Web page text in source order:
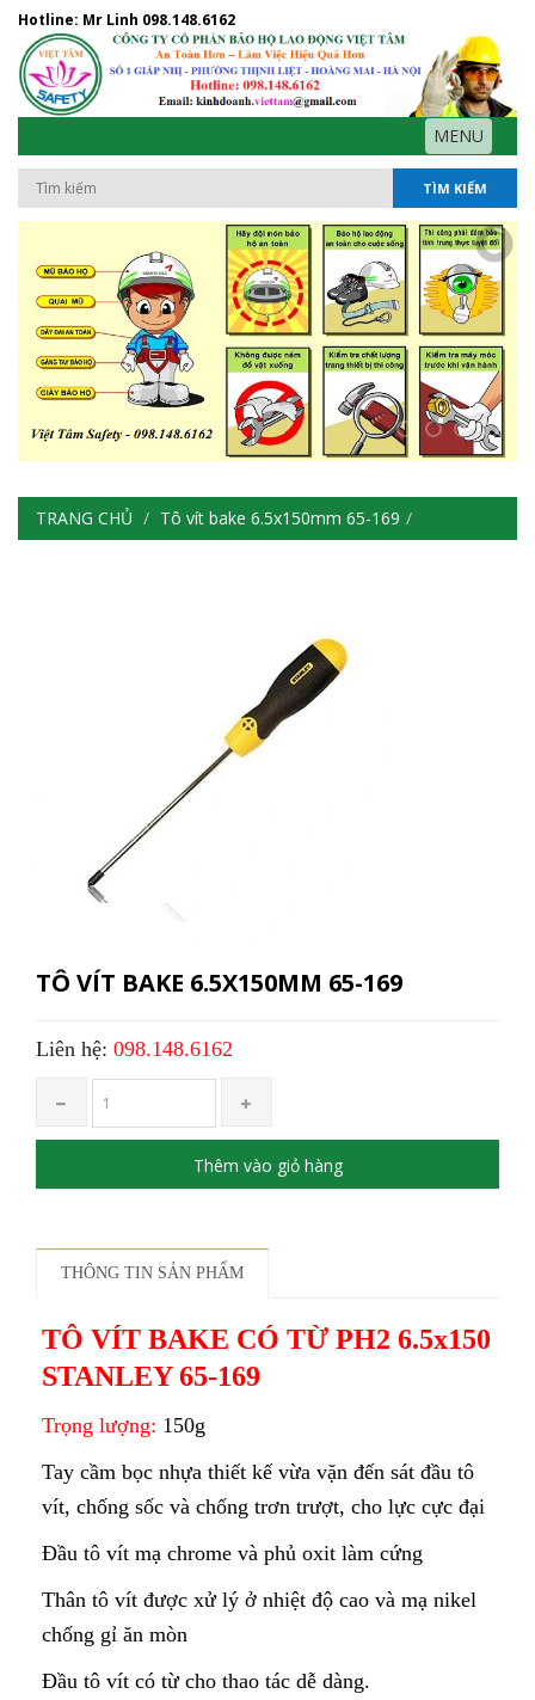
Hotline: Mr Linh 098.148.6162
MENU
TÌM KIẾM
TRANG CHỦ Tô vít bake 6.5x150mm 65-169
TÔ VÍT BAKE 6.5X150MM 65-169
Liên hệ: 098.148.6162
Thêm vào giỏ hàng
THÔNG TIN SẢN PHẨM
TÔ VÍT BAKE CÓ TỪ PH2 6.5x150
STANLEY 65-169
Trọng lượng: 150g
Tay cầm bọc nhựa thiết kế vừa vặn đến sát đầu tô
vít, chống sốc và chống trơn trượt, cho lực cực đại
Đầu tô vít mạ chrome và phủ oxit làm cứng
Thân tô vít được xử lý ở nhiệt độ cao và mạ nikel
chống gỉ ăn mòn
Đầu tô vít có từ cho thao tác dễ dàng.